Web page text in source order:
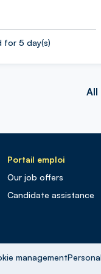
for 5 day(s)
All
Portail emploi
Our job offers
Candidate assistance
management